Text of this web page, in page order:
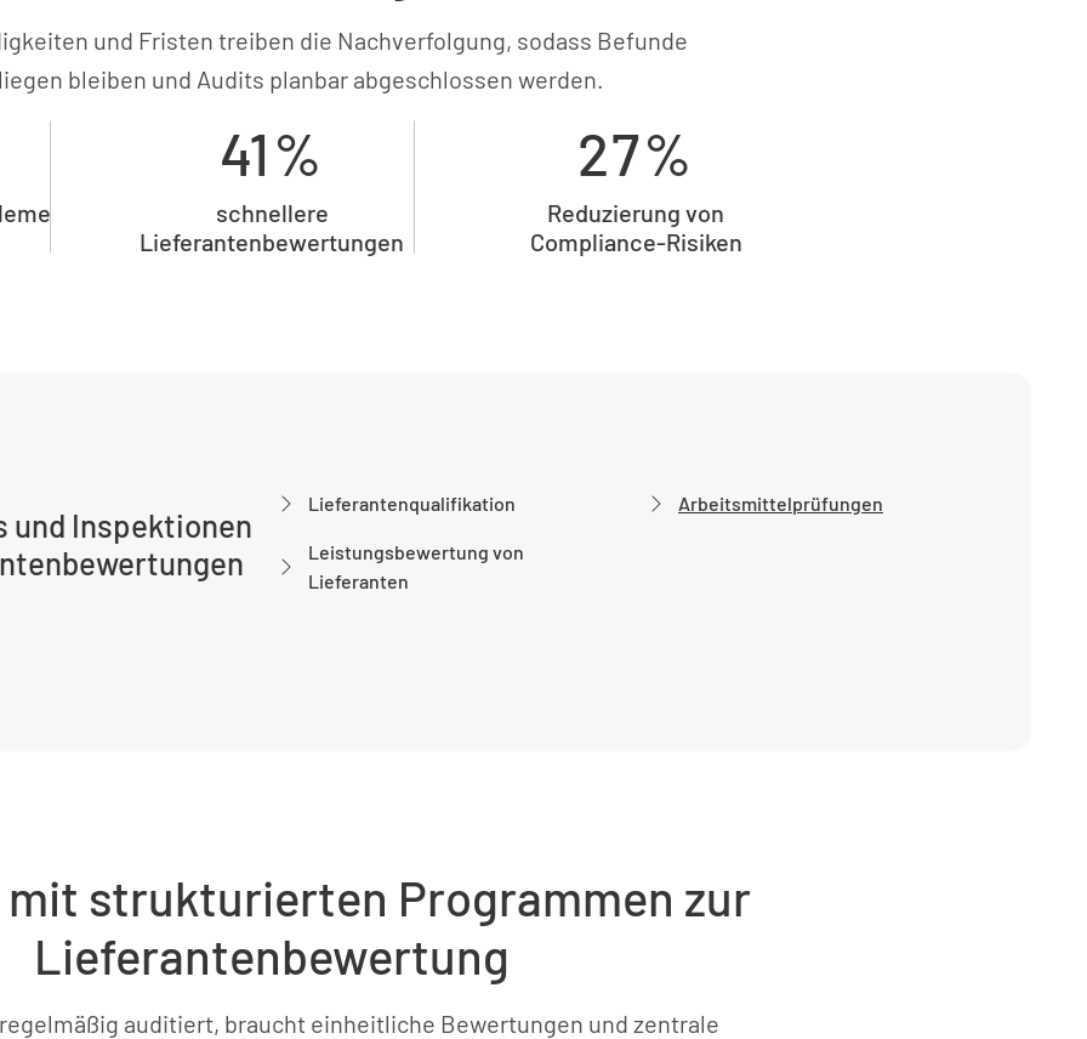
und Fristen treiben die Nachverfolgung, sodass Befunde
bleiben und Audits planbar abgeschlossen werden.
41%
schnellere
Lieferantenbewertungen
27%
Reduzierung von
Compliance-Risiken
Inspektionen
Lieferantenqualifikation Arbeitsmittelprüfungen
Leistungsbewertung von
Lieferanten
strukturierten Programmen zur
Lieferantenbewertung
auditiert, braucht einheitliche Bewertungen und zentrale